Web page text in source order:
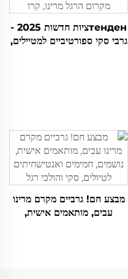
тенденציות חדשות 2025 -
גרבי סקי ספורטיביים למטיילים,
מבצע חם! גרביים מקרם מרינו
עבים, מותאמים אישית,